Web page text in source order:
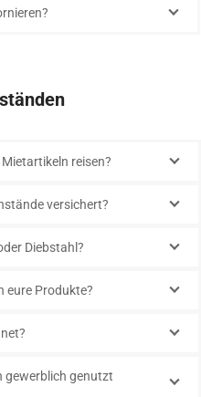
reisen?
versichert?
Diebstahl?
eure Produkte?
gewerblich genutzt